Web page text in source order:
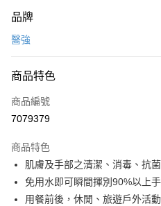
信用卡一次付款
Apple Pay
街口支付
全盈+PAY
AFTEE先享後付
相關說明
品牌
醫強
商品特色
商品編號
7079379
商品特色
肌膚及手部之清潔、消毒、抗菌
免用水即可瞬間揮別90%以上
用餐前後，休閒、旅遊戶外活